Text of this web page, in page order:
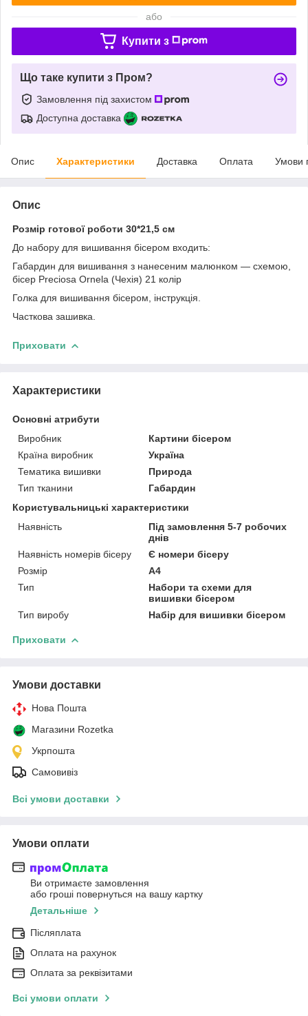
або
Купити з
Що таке купити з Пром?
Замовлення під захистом
Доступна доставка
Опис Характеристики Доставка Оплата Умови
Опис
Розмір готової роботи 30*21,5 см
До набору для вишивання бісером входить:
Габардин для вишивання з нанесеним малюнком — схемою,
бісер Preciosa Ornela (Чехія) 21 колір
Голка для вишивання бісером, інструкція.
Часткова зашивка.
Приховати
Характеристики
Основні атрибути
Виробник
Картини бісером
Країна виробник
Україна
Тематика вишивки
Природа
Тип тканини
Габардин
Користувальницькі характеристики
Наявність
Під замовлення 5-7 робочих
днів
Наявність номерів бісеру
Є номери бісеру
Розмір
А4
Тип
Набори та схеми для
вишивки бісером
Тип виробу
Набір для вишивки бісером
Приховати
Умови доставки
Нова Пошта
Магазини Rozetka
Укрпошта
Самовивіз
Всі умови доставки
Умови оплати
Ви отримаєте замовлення
або гроші повернуться на вашу картку
Детальніше
Післяплата
Оплата на рахунок
Оплата за реквізитами
Всі умови оплати